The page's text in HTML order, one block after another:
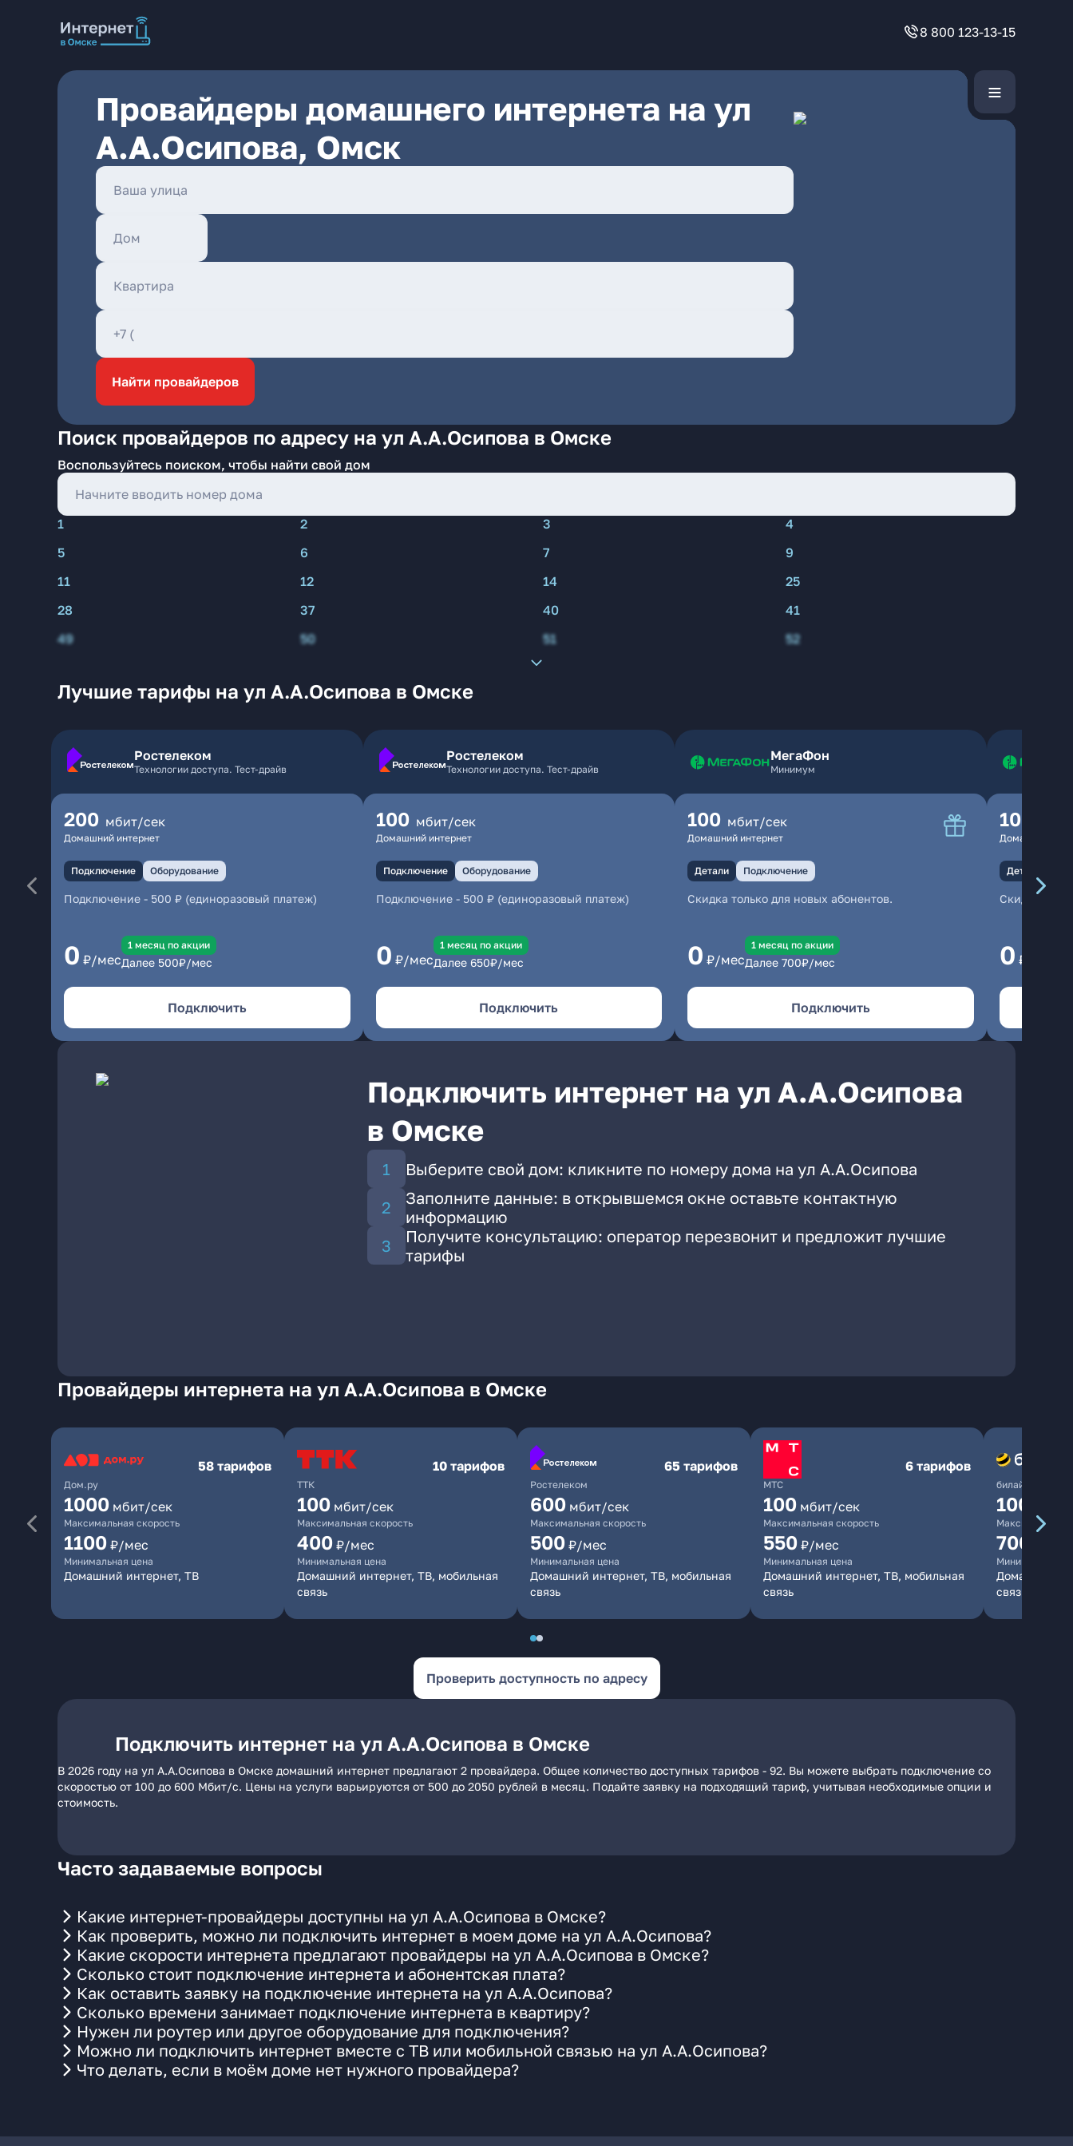
8 800 123-13-15
Провайдеры домашнего интернета на ул
А.А.Осипова, Омск
Найти провайдеров
Поиск провайдеров по адресу на ул А.А.Осипова в Омске
Воспользуйтесь поиском, чтобы найти свой дом
1 2 3
4
5
6 7
9
11
12 14
25
28
37 40
41
49
50 51 52
Лучшие тарифы на ул А.А.Осипова в Омске
Ростелеком
Технологии доступа. Тест-драйв
200 мбит/сек
Домашний интернет
Подключение Оборудование
Подключение - 500 ₽ (единоразовый платеж)
0 ₽/мес
1 месяц по акции
Далее 500₽/мес
Подключить
Ростелеком
Технологии доступа. Тест-драйв
100 мбит/сек
Домашний интернет
Подключение Оборудование
Подключение- 500 ₽ (единоразовый платеж)
0 ₽/мес
1 месяц по акции
Далее 650₽/мес
Подключить
МегаФон
Минимум
100 мбит/сек
Домашний интернет
Детали Подключение
Скидка только для новых абонентов.
0 ₽/мес
1 месяц по акции
Далее 700₽/мес
Подключить
100
Домашний
Детали
Скидка
0 ₽/мес
Подключить интернет на ул А.А.Осипова
в Омске
Выберите свой дом: кликните по номеру дома на ул А.А.Осипова
Заполните данные: в открывшемся окне оставьте контактную
информацию
Получите консультацию: оператор перезвонит и предложит лучшие
тарифы
Провайдеры интернета на ул А.А.Осипова в Омске
Дом.ру
58 тарифов
1000 мбит/сек
Максимальная скорость
1100 ₽/мес
Минимальная цена
Домашний интернет, ТВ
ТТК
10 тарифов
100 мбит/сек
Максимальная скорость
400 ₽/мес
Минимальная цена
Домашний интернет, ТВ, мобильная
связь
Ростелеком
65 тарифов
600 мбит/сек
Максимальная скорость
500 ₽/мес
Минимальная цена
Домашний интернет, ТВ, мобильная
связь
МТС
6 тарифов
100 мбит/сек
Максимальная скорость
550 ₽/мес
Минимальная цена
Домашний интернет, ТВ, мобильная
связь
билайн
1000
Максимальная
700
Минимальная
Домашний
связь
Проверить доступность по адресу
Подключить интернет на ул А.А.Осипова в Омске
В 2026 году на ул А.А.Осипова в Омске домашний интернет предлагают 2 провайдера. Общее количество доступных тарифов - 92. Вы можете выбрать подключение со
скоростью от 100 до 600 Мбит/с. Цены на услуги варьируются от 500 до 2050 рублей в месяц. Подайте заявку на подходящий тариф, учитывая необходимые опции и
стоимость.
Часто задаваемые вопросы
Какие интернет-провайдеры доступны на ул А.А.Осипова в Омске?
Как проверить, можно ли подключить интернет в моем доме на ул А.А.Осипова?
Какие скорости интернета предлагают провайдеры на ул А.А.Осипова в Омске?
Сколько стоит подключение интернета и абонентская плата?
Как оставить заявку на подключение интернета на ул А.А.Осипова?
Сколько времени занимает подключение интернета в квартиру?
Нужен ли роутер или другое оборудование для подключения?
Можно ли подключить интернет вместе с ТВ или мобильной связью на ул А.А.Осипова?
Что делать, если в моём доме нет нужного провайдера?